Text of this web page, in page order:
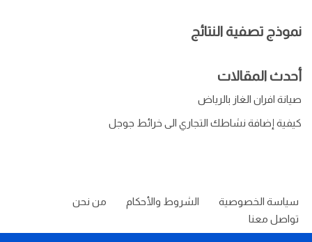
نموذج تصفية النتائج
أحدث المقالات
صيانة افران الغاز بالرياض
كيفية إضافة نشاطك التجاري الى خرائط جوجل
سياسة الخصوصية الشروط والأحكام
من نحن
تواصل معنا